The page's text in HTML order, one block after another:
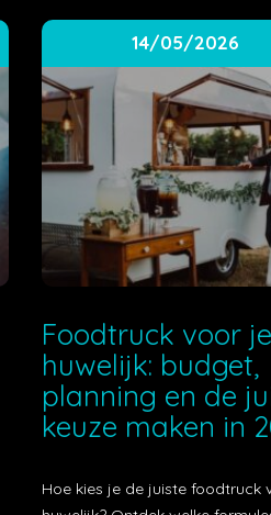
14/05/2026
Foodtruck voor je
huwelijk: budget,
planning en de
keuze maken in
Hoe kies je de juiste foodtruck